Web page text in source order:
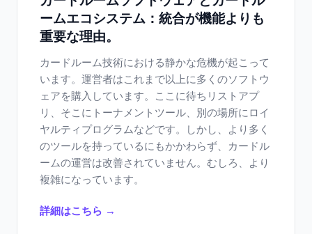
ームエコシステム：統合が機能よりも
重要な理由。
カードルーム技術における静かな危機が起こって
います。運営者はこれまで以上に多くのソフトウ
ェアを購入しています。ここに待ちリストアプ
リ、そこにトーナメントツール、別の場所にロイ
ヤルティプログラムなどです。しかし、より多く
のツールを持っているにもかかわらず、カードル
ームの運営は改善されていません。むしろ、より
複雑になっています。
詳細はこちら →